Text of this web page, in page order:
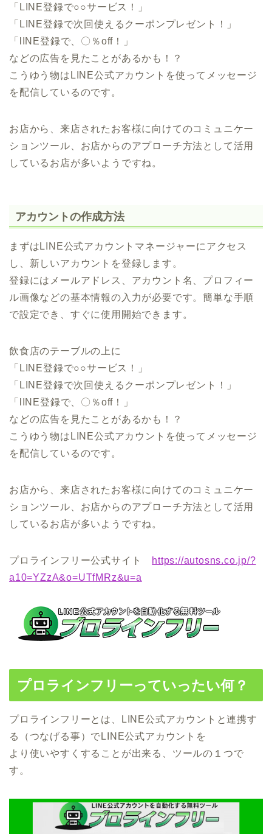
「LINE登録で○○サービス！」
「LINE登録で次回使えるクーポンプレゼント！」
「lINE登録で、〇％off！」
などの広告を見たことがあるかも！？
こうゆう物はLINE公式アカウントを使ってメッセージ
を配信しているのです。
お店から、来店されたお客様に向けてのコミュニケー
ションツール、お店からのアプローチ方法として活用
しているお店が多いようですね。
アカウントの作成方法
まずはLINE公式アカウントマネージャーにアクセス
し、新しいアカウントを登録します。
登録にはメールアドレス、アカウント名、プロフィー
ル画像などの基本情報の入力が必要です。簡単な手順
で設定でき、すぐに使用開始できます。
飲食店のテーブルの上に
「LINE登録で○○サービス！」
「LINE登録で次回使えるクーポンプレゼント！」
「lINE登録で、〇％off！」
などの広告を見たことがあるかも！？
こうゆう物はLINE公式アカウントを使ってメッセージ
を配信しているのです。
お店から、来店されたお客様に向けてのコミュニケー
ションツール、お店からのアプローチ方法として活用
しているお店が多いようですね。
プロラインフリー公式サイト
https://autosns.co.jp/?
a10=YZzA&o=UTfMRz&u=a
プロラインフリーっていったい何？
プロラインフリーとは、LINE公式アカウントと連携す
る（つなげる事）でLINE公式アカウントを
より使いやすくすることが出来る、ツールの１つで
す。